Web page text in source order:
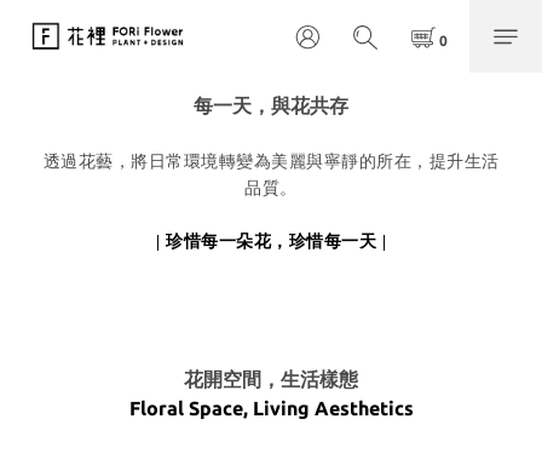
每一天，與花共存
透過花藝，將日常環境轉變為美麗與寧靜的所在，提升生活
品質。
| 珍惜每一朵花，珍惜每一天 |
花開空間，生活樣態
​Floral Space, Living Aesthetics